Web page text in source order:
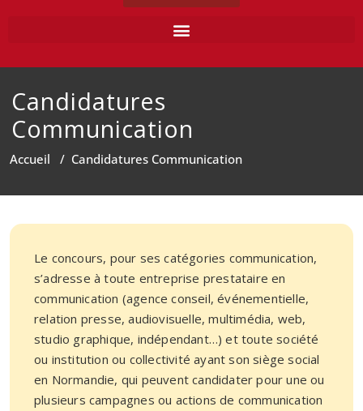
Candidatures
Communication
Accueil / Candidatures Communication
Le concours, pour ses catégories communication,
s’adresse à toute entreprise prestataire en
communication (agence conseil, événementielle,
relation presse, audiovisuelle, multimédia, web,
studio graphique, indépendant…) et toute société
ou institution ou collectivité ayant son siège social
en Normandie, qui peuvent candidater pour une ou
plusieurs campagnes ou actions de communication